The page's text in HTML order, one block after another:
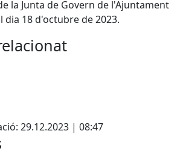
la Junta de Govern de l'Ajuntament
dia 18 d'octubre de 2023.
29.12.2023 | 08:47